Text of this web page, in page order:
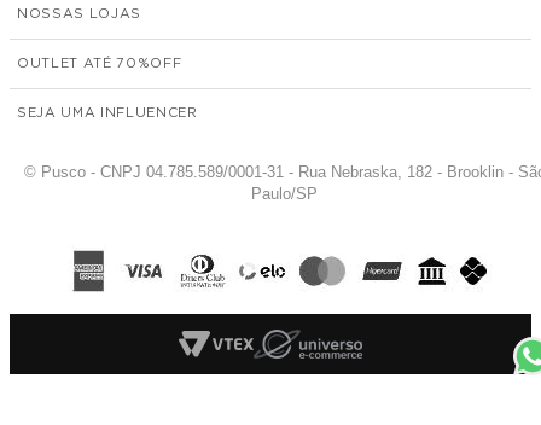
NOSSAS LOJAS
OUTLET ATÉ 70%
SEJA UMA INFLUENCER
© Pusco - CNPJ 04.785.589/0001-31 - Rua Nebraska, 182 - Brooklin -
Paulo/SP